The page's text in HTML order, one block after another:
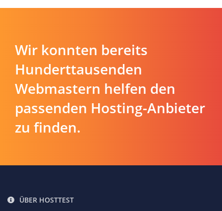
Wir konnten bereits
Hunderttausenden
Webmastern helfen den
passenden Hosting-Anbieter
zu finden.
ÜBER HOSTTEST